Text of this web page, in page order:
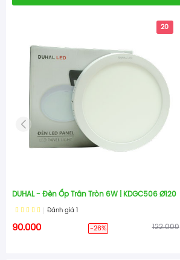
20
DUHAL - Đèn Ốp Trần Tròn 6W | KDGC506 Ø120
Đánh giá
90.000 -26% 122.000